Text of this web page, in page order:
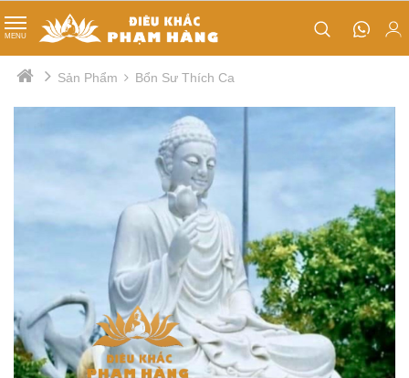
MENU
Phật Đản Sanh
Tượng ông thiện - ông ác
Mục đồng
Cá chép hoá rồng
TIN TỨC
Sản Phẩm Bổn Sư Thích Ca